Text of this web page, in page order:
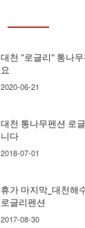
대천 "로글리" 통나
요
2020-06-21
대천 통나무펜션 로
니다
2018-07-01
휴가 마지막_대천해
로글리펜션
2017-08-30